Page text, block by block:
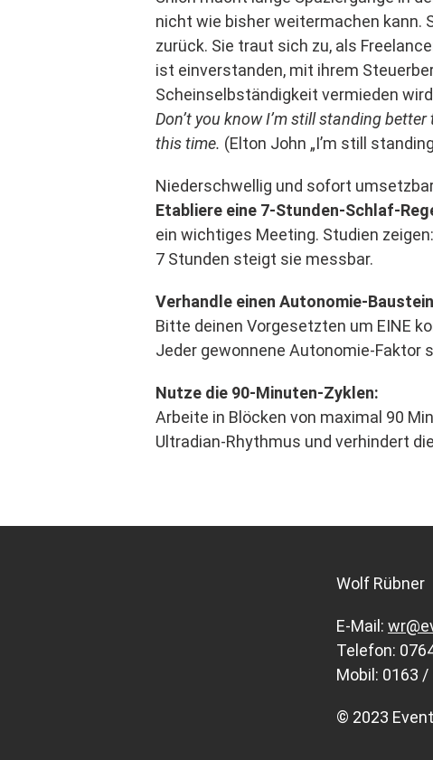
nicht wie bisher weitermachen kann.
zurück. Sie traut sich zu, als
ist einverstanden, mit ihrem
Scheinselbständigkeit vermieden
Don’t you know I’m still standing
this time. (Elton John „I’m still
Niederschwellig und sofort
Etabliere eine 7-Stunden-Schlaf-
ein wichtiges Meeting. Studien
7 Stunden steigt sie messbar.
Verhandle einen Autonomie-
Bitte deinen Vorgesetzten um EINE
Jeder gewonnene Autonomie-Faktor
Nutze die 90-Minuten-Zyklen:
Arbeite in Blöcken von maximal 90
Ultradian-Rhythmus und verhindert
Wolf Rübner
E-Mail:
Telefon:
Mobil: 0163 /
© 2023